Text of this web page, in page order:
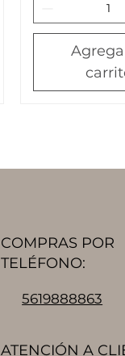
COMPRAS POR
TELÉFONO:
5619888863
ATENCIÓN A